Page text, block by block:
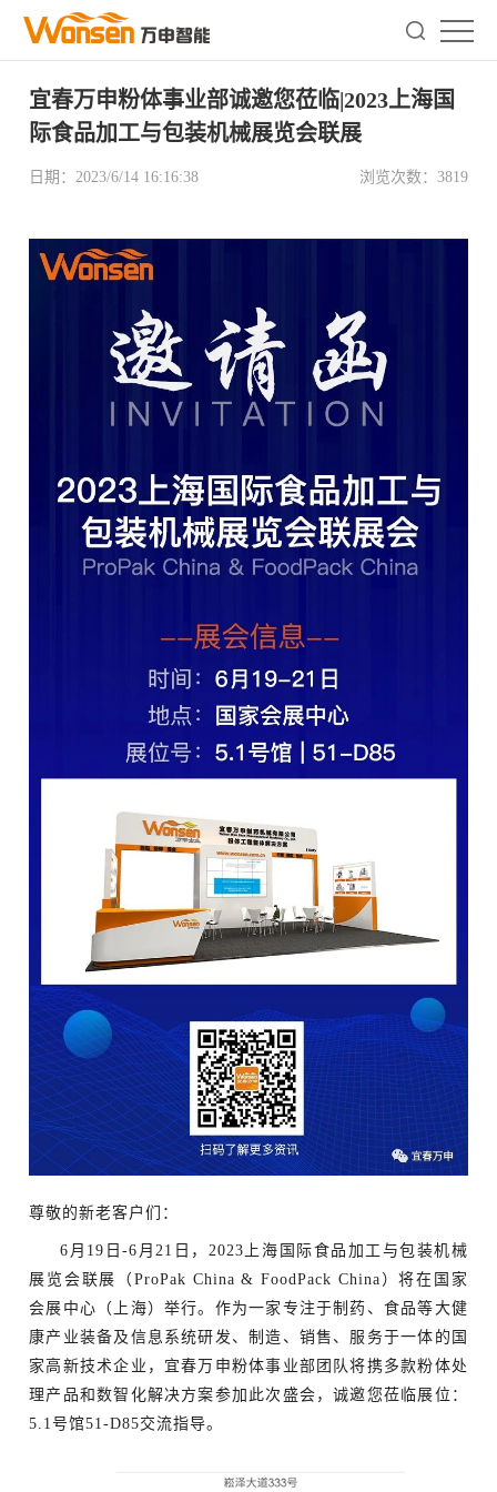
宜春万申粉体事业部诚邀您莅临|2023上海国
际食品加工与包装机械展览会联展
日期：2023/6/14 16:16:38 浏览次数： 3819
尊敬的新老客户们：
6月19日-6月21日 ， 2023上海国际食品加工与包装机械
展览会联展（ProPak China & FoodPack China）将在 国家
会展中心（上海） 举行。作为一家专注于制药、 食品等大健
康产业装备及信息系统研发、制造、销售、服务于一体的国
家高新技术企业， 宜春万申粉体事业部团队将携多款粉体处
理产品和数智化解决方案参加此次盛会，诚邀您莅临展位：
5.1号馆51-D85交流指导。